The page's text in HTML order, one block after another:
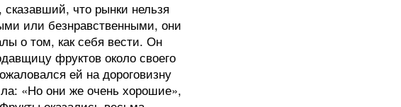
что рынки нельзя
или безнравственными, они
о том, как себя вести. Он
фруктов около своего
ей на дороговизну
«Но они же очень хорошие»,